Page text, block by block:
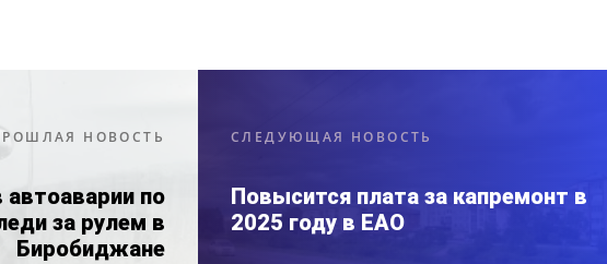
НОВОСТЬ
автоаварии по
за рулем в
Биробиджане
СЛЕДУЮЩАЯ НОВОСТЬ
Повысится плата за капремонт в
2025 году в ЕАО